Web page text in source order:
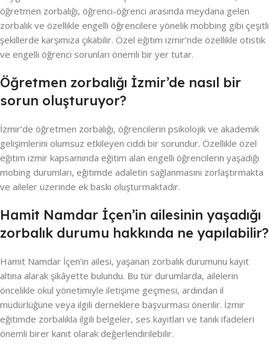
öğretmen zorbalığı, öğrenci-öğrenci arasında meydana gelen
zorbalık ve özellikle engelli öğrencilere yönelik mobbing gibi çeşitli
şekillerde karşımıza çıkabilir. Özel eğitim izmir’nde özellikle otistik
ve engelli öğrenci sorunları önemli bir yer tutar.
Öğretmen zorbalığı İzmir’de nasıl bir
sorun oluşturuyor?
İzmir’de öğretmen zorbalığı, öğrencilerin psikolojik ve akademik
gelişimlerini olumsuz etkileyen ciddi bir sorundur. Özellikle özel
eğitim izmir kapsamında eğitim alan engelli öğrencilerin yaşadığı
mobing durumları, eğitimde adaletin sağlanmasını zorlaştırmakta
ve aileler üzerinde ek baskı oluşturmaktadır.
Hamit Namdar İçen’in ailesinin yaşadığı
zorbalık durumu hakkında ne yapılabilir?
Hamit Namdar İçen’in ailesi, yaşanan zorbalık durumunu kayıt
altına alarak şikâyette bulundu. Bu tür durumlarda, ailelerin
öncelikle okul yönetimiyle iletişime geçmesi, ardından il
müdürlüğüne veya ilgili derneklere başvurması önerilir. İzmir
eğitimde zorbalıkla ilgili belgeler, ses kayıtları ve tanık ifadeleri
önemli birer kanıt olarak değerlendirilebilir.